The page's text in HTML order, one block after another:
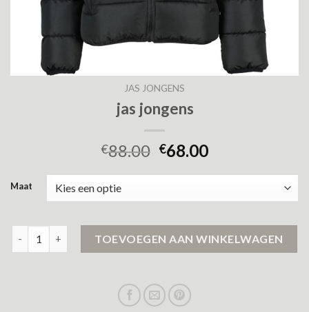
JAS JONGENS
jas jongens
€88.00 €68.00
Maat
TOEVOEGEN AAN WINKELWAGEN